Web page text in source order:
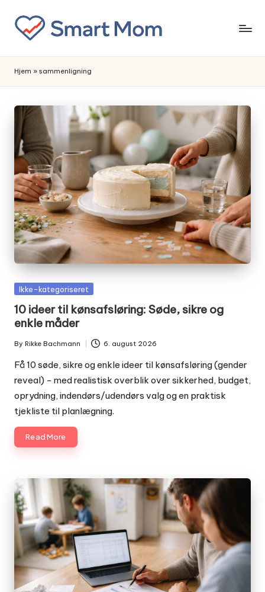
Skip
content
Hjem » sammenligning
Posted
Ikke-kategoriseret
10 ideer til kønsafsløring: Søde, sikre og
enkle måder
Posted
by
By Rikke Bachmann 6. august 2026
Få 10 søde, sikre og enkle ideer til kønsafsløring (gender
reveal) - med realistisk overblik over sikkerhed, budget,
oprydning, indendørs/udendørs valg og en praktisk
tjekliste til planlægning.
Read More